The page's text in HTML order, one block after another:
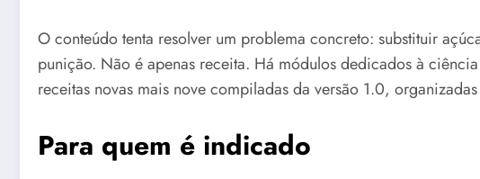
O conteúdo tenta resolver um problema concreto: substituir
punição. Não é apenas receita. Há módulos dedicados à
receitas novas mais nove compiladas da versão 1.0,
Para quem é indicado